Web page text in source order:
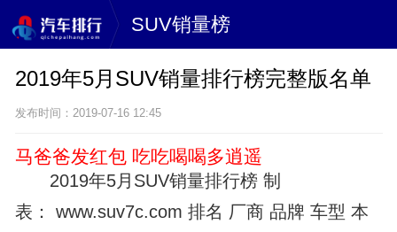
SUV销量榜
2019年5月SUV销量排行榜完整版名单
发布时间：2019-07-16 12:45
马爸爸发红包 吃吃喝喝多逍遥
2019年5月SUV销量排行榜 制
表： www.suv7c.com 排名 厂商 品牌 车型 本